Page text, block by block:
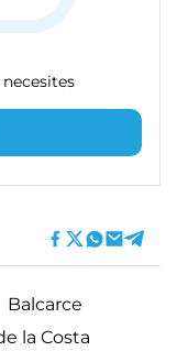
Balcarce
la Costa